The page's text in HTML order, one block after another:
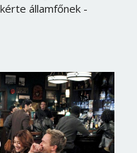
államfőnek -